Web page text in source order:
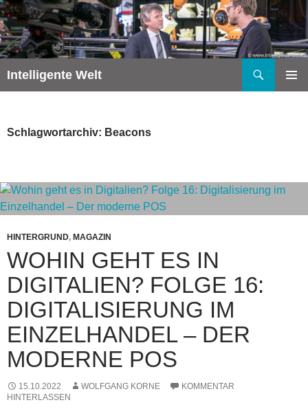
Zum
Inhalt
springen
Intelligente Welt
Schlagwortarchiv: Beacons
HINTERGRUND, MAGAZIN
WOHIN GEHT ES IN
DIGITALIEN? FOLGE 16:
DIGITALISIERUNG IM
EINZELHANDEL – DER
MODERNE POS
15.10.2022 WOLFGANG KORNE
KOMMENTAR
HINTERLASSEN